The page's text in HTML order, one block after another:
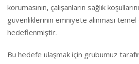
korumasının, çalışanların sağlık
güvenliklerinin emniyete alınması
hedeflenmiştir.
Bu hedefe ulaşmak için grubumuz